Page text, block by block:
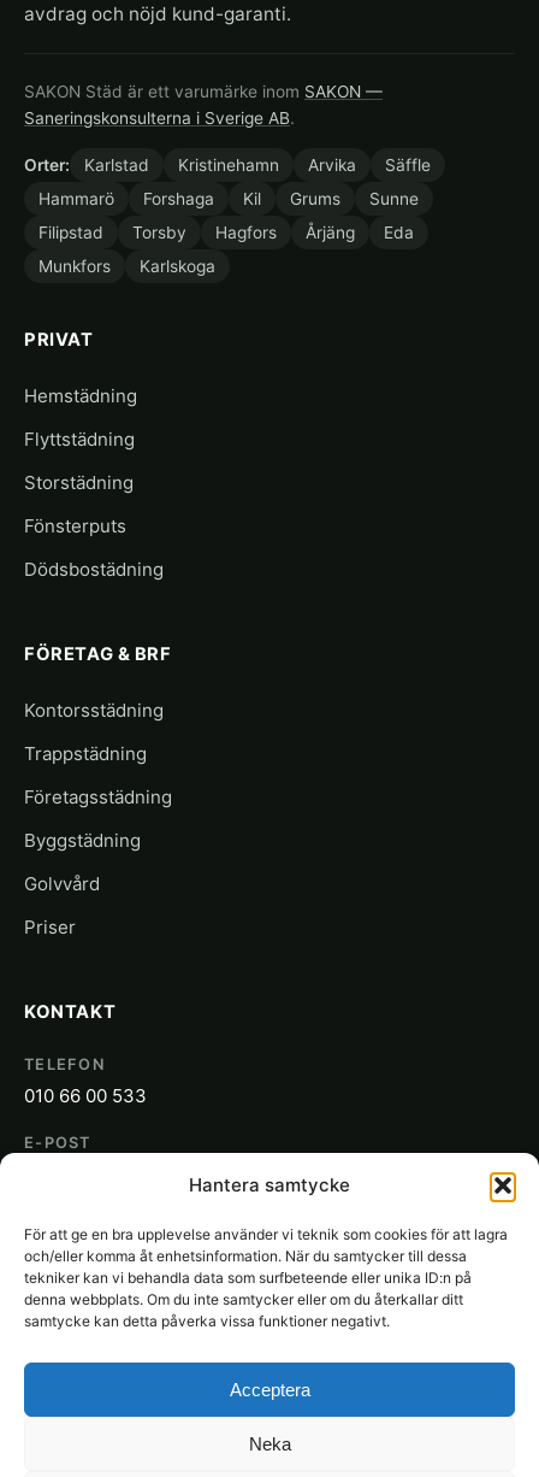
Hantera samtycke
För att ge en bra upplevelse använder vi teknik som cookies för att lagra
och/eller komma åt enhetsinformation. När du samtycker till dessa
tekniker kan vi behandla data som surfbeteende eller unika ID:n på
denna webbplats. Om du inte samtycker eller om du återkallar ditt
samtycke kan detta påverka vissa funktioner negativt.
Acceptera
Neka
avdrag och nöjd kund-garanti.
SAKON Städ är ett varumärke inom SAKON —
Saneringskonsulterna i Sverige AB.
Orter: Karlstad Kristinehamn Arvika
Säffle
Hammarö
Forshaga Kil Grums
Sunne
Filipstad
Torsby Hagfors Årjäng
Eda
Munkfors
Karlskoga
PRIVAT
Hemstädning
Flyttstädning
Storstädning
Fönsterputs
Dödsbostädning
FÖRETAG & BRF
Kontorsstädning
Trappstädning
Företagsstädning
Byggstädning
Golvvård
Priser
KONTAKT
TELEFON
010 66 00 533
E-POST
SAKON
Gjuterigatan 19
652 21 Karlstad